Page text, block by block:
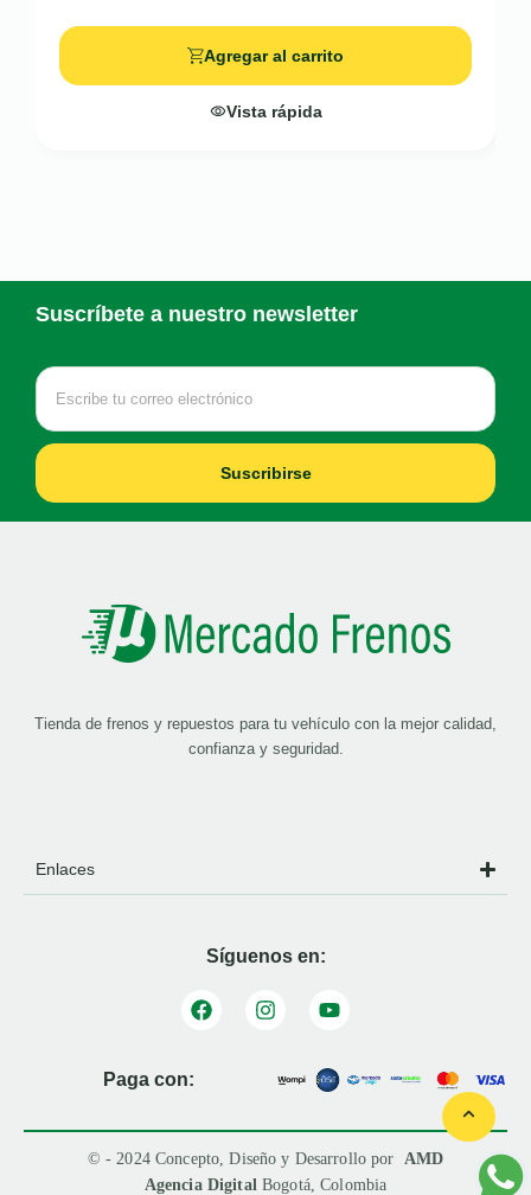
Agregar al carrito
Vista rápida
Suscríbete a nuestro newsletter
Suscribirse
Tienda de frenos y repuestos para tu vehículo con la mejor calidad,
confianza y seguridad.
Enlaces
Síguenos en:
Paga con:
© - 2024 Concepto, Diseño y Desarrollo por AMD
Agencia Digital Bogotá, Colombia